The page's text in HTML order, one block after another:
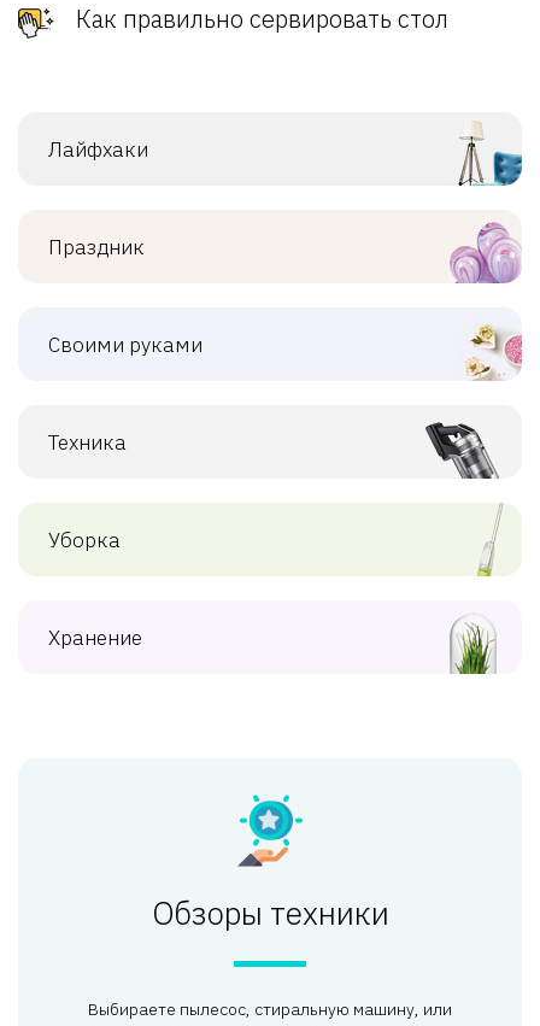
Как правильно сервировать стол
Лайфхаки
Праздник
Своими руками
Техника
Уборка
Хранение
Обзоры техники
Выбираете пылесос, стиральную машину, или